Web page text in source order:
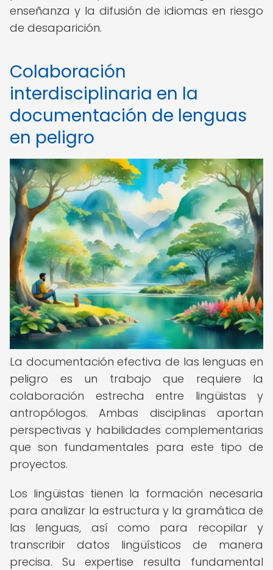
enseñanza y la difusión de idiomas en riesgo
de desaparición.
Colaboración
interdisciplinaria en la
documentación de lenguas
en peligro
La documentación efectiva de las lenguas en
peligro es un trabajo que requiere la
colaboración estrecha entre lingüistas y
antropólogos. Ambas disciplinas aportan
perspectivas y habilidades complementarias
que son fundamentales para este tipo de
proyectos.
Los lingüistas tienen la formación necesaria
para analizar la estructura y la gramática de
las lenguas, así como para recopilar y
transcribir datos lingüísticos de manera
precisa. Su expertise resulta fundamental